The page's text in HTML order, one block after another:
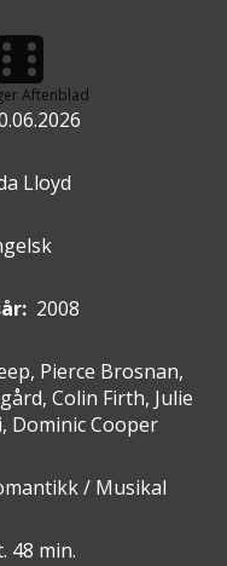
Aftenblad
Lloyd
2008
Pierce Brosnan,
Colin Firth, Julie
Dominic Cooper
/ Musikal
48 min.